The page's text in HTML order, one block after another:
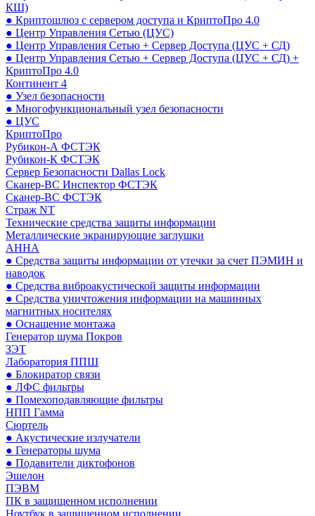
КШ)
● Криптошлюз с сервером доступа и КриптоПро 4.0
● Центр Управления Сетью (ЦУС)
● Центр Управления Сетью + Сервер Доступа (ЦУС + СД)
● Центр Управления Сетью + Сервер Доступа (ЦУС + СД) +
КриптоПро 4.0
Континент 4
● Узел безопасности
● Многофункциональный узел безопасности
● ЦУС
КриптоПро
Рубикон-А ФСТЭК
Рубикон-К ФСТЭК
Сервер Безопасности Dallas Lock
Сканер-ВС Инспектор ФСТЭК
Сканер-ВС ФСТЭК
Страж NT
Технические средства защиты информации
Металлические экранирующие заглушки
АННА
● Средства защиты информации от утечки за счет ПЭМИН и
наводок
● Средства виброакустической защиты информации
● Средства уничтожения информации на машинных
магнитных носителях
● Оснащение монтажа
Генератор шума Покров
ЗЭТ
Лаборатория ППШ
● Блокиратор связи
● ЛФС фильтры
● Помехоподавляющие фильтры
НПП Гамма
Сюртель
● Акустические излучатели
● Генераторы шума
● Подавители диктофонов
Эшелон
ПЭВМ
ПК в защищенном исполнении
Ноутбук в защищенном исполнении